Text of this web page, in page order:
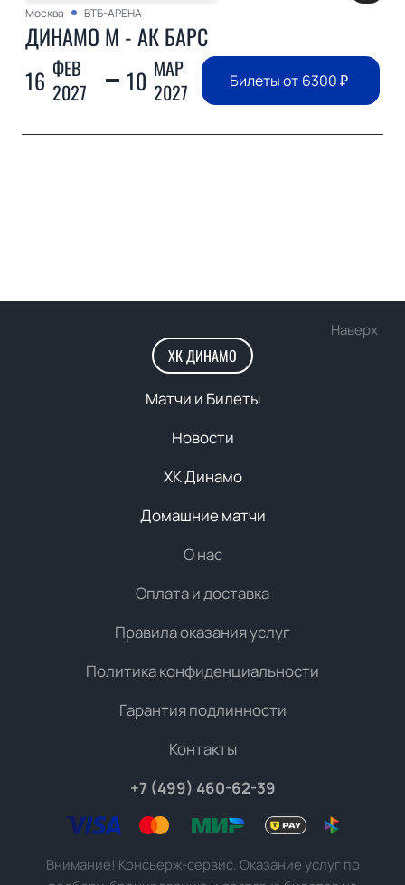
Москва
ВТБ-АРЕНА
ДИНАМО М - АК БАРС
16 ФЕВ
2027
10 МАР
2027
Билеты от 6300₽
Наверх
ХК ДИНАМО
Матчи и Билеты
Новости
ХК Динамо
Домашние матчи
О нас
Оплата и доставка
Правила оказания услуг
Политика конфиденциальности
Гарантия подлинности
Контакты
+7 (499) 460-62-39
Внимание! Консьерж-сервис. Оказание услуг по